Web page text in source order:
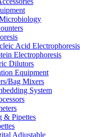
Acid Electrophoresis
Electrophoresis
Dilutors
Equipment
Bag Mixers
System
& Pipettes
Adjustable